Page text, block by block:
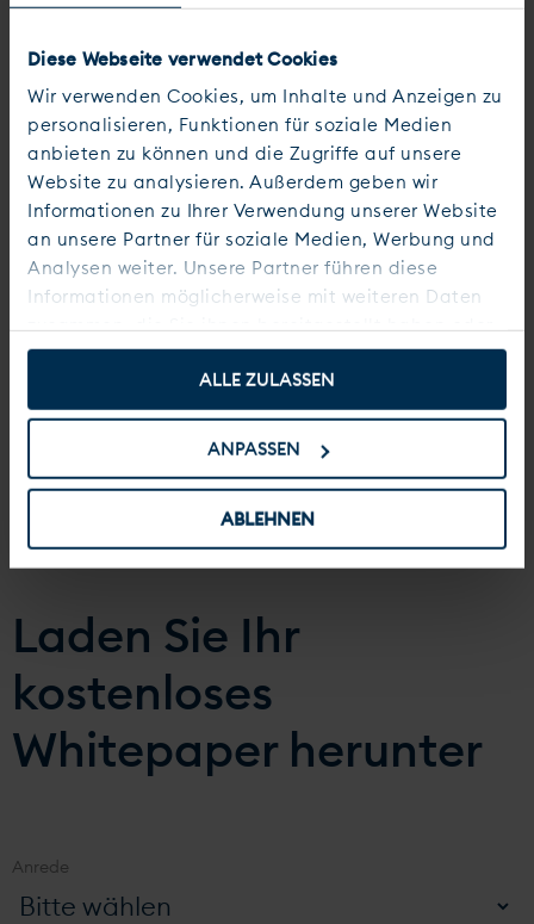
Diese Webseite verwendet Cookies
Wir verwenden Cookies, um Inhalte und Anzeigen zu
personalisieren, Funktionen für soziale Medien
anbieten zu können und die Zugriffe auf unsere
Website zu analysieren. Außerdem geben wir
Informationen zu Ihrer Verwendung unserer Website
an unsere Partner für soziale Medien, Werbung und
Analysen weiter. Unsere Partner führen diese
Informationen möglicherweise mit weiteren Daten
die sie im Rahmen Ihrer Nutzung der Dienste
gesammelt haben. Weitere Hinweise finden Sie in
unsererDatenschutzinformationund dem
ALLE ZULASSEN
ANPASSEN
ABLEHNEN
Intelligente Automatisierung:
Zeitersparnis und Effizienzsteigerung
dank Automatisierung im Versand
Skalierbarkeit:
Flexibilität und Zukunftssicherheit
durch skalierbare Versandlösungen
Transparenz:
transparente Versandprozesse und
Echtzeit-Tracking
Laden Sie Ihr
kostenloses
Whitepaper herunter
Anrede